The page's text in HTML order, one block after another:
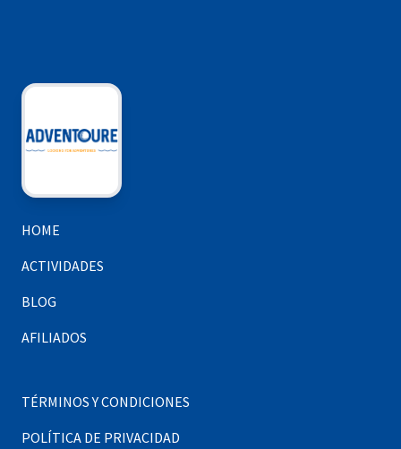
HOME
ACTIVIDADES
BLOG
AFILIADOS
TÉRMINOS Y CONDICIONES
POLÍTICA DE PRIVACIDAD